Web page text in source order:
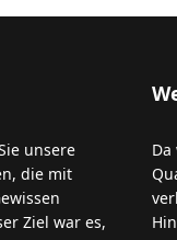
unsere
die mit
Ziel war es,